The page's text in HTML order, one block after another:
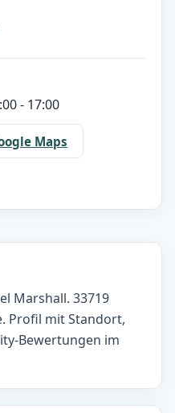
- 17:00
Maps
Marshall. 33719
Profil mit Standort,
Bewertungen im